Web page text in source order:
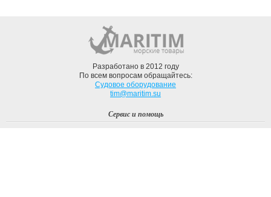
Разработано в 2012 году
По всем вопросам обращайтесь:
Судовое оборудование
tim@maritim.su
Сервис и помощь